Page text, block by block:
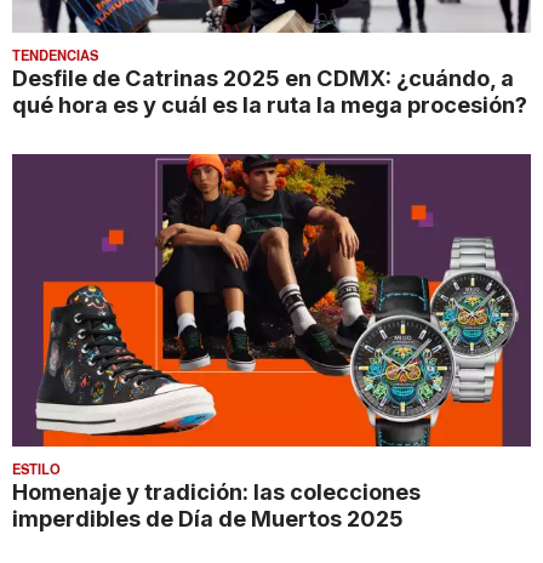
TENDENCIAS
Desfile de Catrinas 2025 en CDMX: ¿cuándo, a
qué hora es y cuál es la ruta la mega procesión?
ESTILO
Homenaje y tradición: las colecciones
imperdibles de Día de Muertos 2025